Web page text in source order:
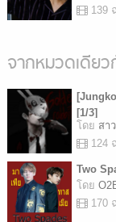
139
จากหมวดเดีย
[1/3]
โดย สา
124
Two
โดย
170